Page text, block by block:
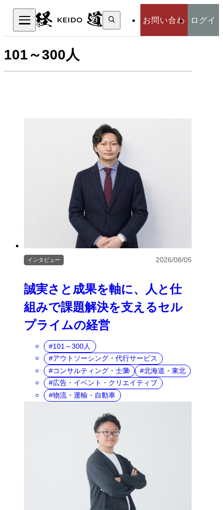
お問い合わ ログイ
検
索:
検索
101～300人
誠実さと成果を軸に、人と仕
組みで課題解決を支えるセル
プライムの経営
インタビュー 2026/08/05
101～300人
アウトソーシング・代行サービス
コンサルティング・士業
北海道・東北
広告・イベント・クリエイティブ
物流・運輸・自動車